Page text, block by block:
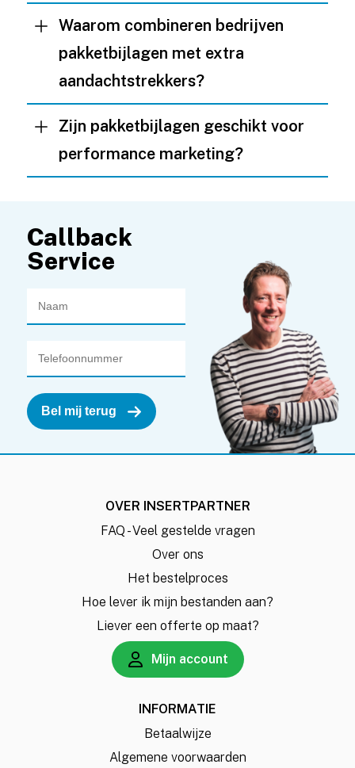
Waarom combineren bedrijven
pakketbijlagen met extra
aandachtstrekkers?
Zijn pakketbijlagen geschikt voor
performance marketing?
Callback
Service
OVER INSERTPARTNER
FAQ - Veel gestelde vragen
Over ons
Het bestelproces
Hoe lever ik mijn bestanden aan?
Liever een offerte op maat?
Mijn account
INFORMATIE
Betaalwijze
Algemene voorwaarden